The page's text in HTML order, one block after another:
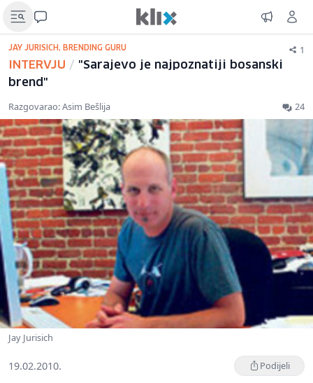
JAY JURISICH, BRENDING GURU 1
INTERVJU / "Sarajevo je najpoznatiji bosanski
brend"
Razgovarao: Asim Bešlija 24
Jay Jurisich
19.02.2010. Podijeli